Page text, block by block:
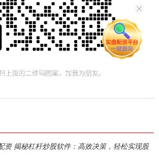
资 揭秘杠杆炒股软件：高效决策，轻松实现股